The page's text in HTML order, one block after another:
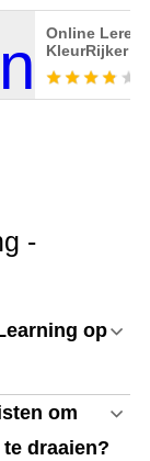
Online Leren
KleurRijker
-
op
om
draaien?